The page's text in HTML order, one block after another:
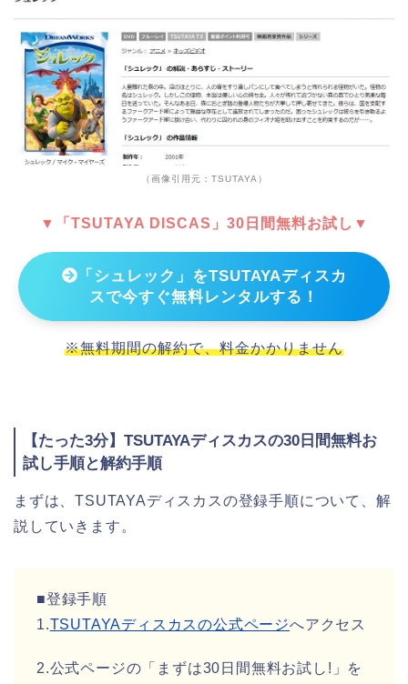
（画像引用元：TSUTAYA）
▼「TSUTAYA DISCAS」30日間無料お試し▼
「シュレック」をTSUTAYAディスカ
スで今すぐ無料レンタルする！
※無料期間の解約で、料金かかりません
【たった3分】TSUTAYAディスカスの30日間無料お
試し手順と解約手順
まずは、TSUTAYAディスカスの登録手順について、解
説していきます。
■登録手順
1.TSUTAYAディスカスの公式ページへアクセス
2.公式ページの「まずは30日間無料お試し!」を